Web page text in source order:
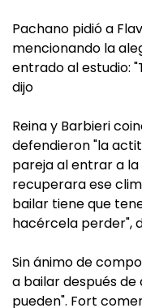
Pachano pidió a
mencionando la
entrado al estudio:
dijo
Reina y Barbieri
defendieron "la
pareja al entrar a la
recuperara ese
bailar tiene que
hacércela perder",
Sin ánimo de
a bailar después de
pueden". Fort